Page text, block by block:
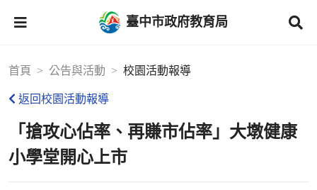
臺中市政府教育局
首頁 公告與活動 校園活動報導
返回校園活動報導
「搶攻心佔率、再賺市佔率」大墩健康
小學堂開心上市